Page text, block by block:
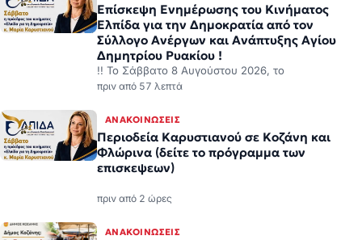
Επίσκεψη Ενημέρωσης του Κινήματος
Ελπίδα για την Δημοκρατία από τον
Σύλλογο Ανέργων και Ανάπτυξης Αγίου
Δημητρίου Ρυακίου !
!! Το Σάββατο 8 Αυγούστου 2026, το
πριν από 57 λεπτά
ΑΝΑΚΟΙΝΏΣΕΙΣ
Περιοδεία Καρυστιανού σε Κοζάνη και
Φλώρινα (δείτε το πρόγραμμα των
επισκεψεων)
πριν από 2 ώρες
ΑΝΑΚΟΙΝΏΣΕΙΣ